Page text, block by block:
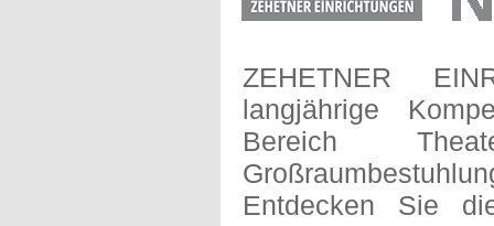
ZEHETNER
langjährige
Bereich
Entdecken Sie